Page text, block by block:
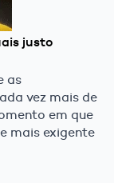
justo
as
vez mais de
em que
mais exigente